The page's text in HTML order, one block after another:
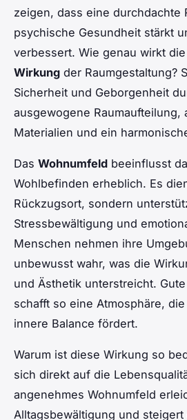
zeigen, dass eine durchdachte
psychische Gesundheit stärkt
verbessert. Wie genau wirkt die
Wirkung der Raumgestaltung?
Sicherheit und Geborgenheit
ausgewogene Raumaufteilung,
Materialien und ein
Das Wohnumfeld beeinflusst
Wohlbefinden erheblich. Es
Rückzugsort, sondern
Stressbewältigung und
Menschen nehmen ihre
unbewusst wahr, was die
und Ästhetik unterstreicht.
schafft so eine Atmosphäre,
innere Balance fördert.
Warum ist diese Wirkung so
sich direkt auf die
angenehmes Wohnumfeld
Alltagsbewältigung und